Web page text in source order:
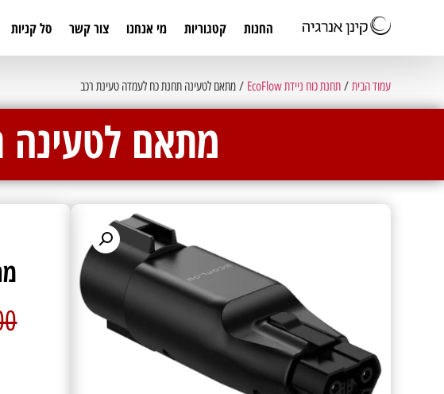
החנות קטגוריות מי אנחנו צור קשר סל קניות
עמוד הבית /תחנת כוח ניידת EcoFlow / מתאם לטעינה תחנת כח לעמדה טעינת רכב
מתאם לטעינה